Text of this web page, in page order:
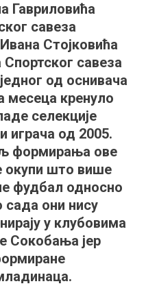
Гавриловића
савеза
Стојковића
Спортског савеза
од оснивача
месеца кренуло
селекције
играча од 2005.
формирања ове
окупи што више
фудбал односно
они нису
у клубовима
Сокобања јер